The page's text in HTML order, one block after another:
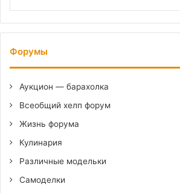
Форумы
Аукцион — барахолка
Всеобщий хелп форум
Жизнь форума
Кулинария
Различные модельки
Самоделки